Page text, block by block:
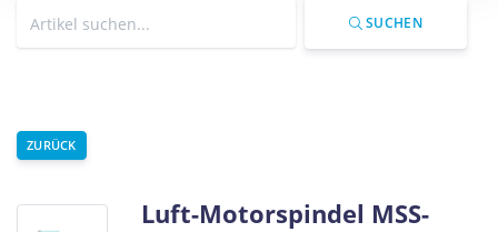
SUCHEN
ZURÜCK
Luft-Motorspindel MSS-